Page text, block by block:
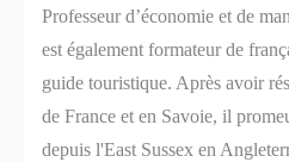
Professeur d’économie et de
est également formateur de
guide touristique. Après avoir
de France et en Savoie, il
depuis l'East Sussex en